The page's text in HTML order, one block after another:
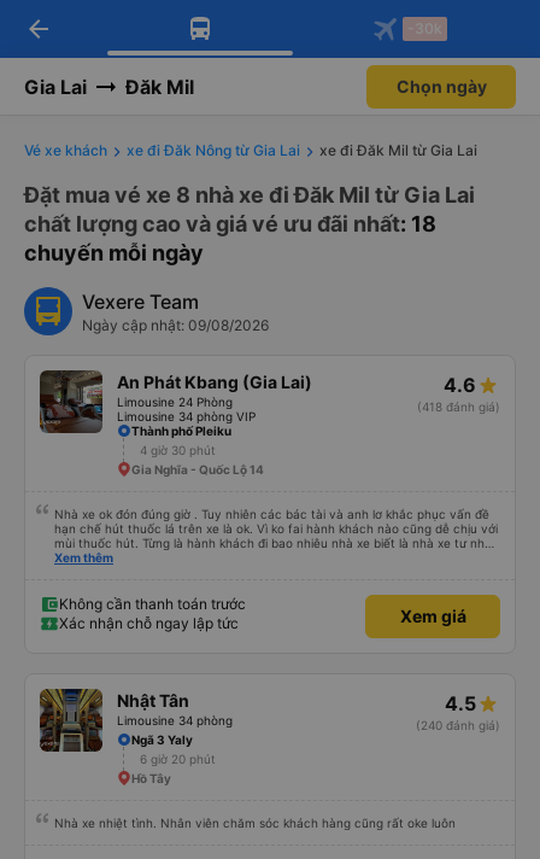
Tải app Vexere ngay!
Nhận ưu đãi thành viên độc
Mở app
Tải app Vexere
-30k/ghế khi đặt vé máy bay qua
Mở app
arrow_back -30k
Gia Lai Đăk Mil Chọn ngày
Vé xe khách xe đi Đăk Nông từ Gia Lai xe đi Đăk Mil từ Gia Lai
Đặt mua vé xe 8 nhà xe đi Đăk Mil từ Gia Lai
chất lượng cao và giá vé ưu đãi nhất: 18
chuyến mỗi ngày
Vexere Team
Ngày cập nhật: 09/08/2026
An Phát Kbang (Gia Lai)
Limousine 24 Phòng
Limousine 34 phòng VIP
4.6
(418 đánh giá)
Thành phố Pleiku
4 giờ 30 phút
Gia Nghĩa - Quốc Lộ 14
Nhà xe ok đón đúng giờ . Tuy nhiên các bác tài và anh lơ khắc phục vấn đề
hạn chế hút thuốc lá trên xe là ok. Vì ko fai hành khách nào cũng dễ chịu với
mùi thuốc hút. Từng là hành khách đi bao nhiêu nhà xe biết là nhà xe tư nhân
, nhưng hãy theo cách vận hành của Phương Trang Busline, từ tổng đài cho
Xem thêm
Không cần thanh toán trước
Xác nhận chỗ ngay lập tức
Xem giá
Nhật Tân
Limousine 34 phòng
4.5
(240 đánh giá)
Ngã 3 Yaly
6 giờ 20 phút
Hồ Tây
Nhà xe nhiệt tình. Nhân viên chăm sóc khách hàng cũng rất oke luôn